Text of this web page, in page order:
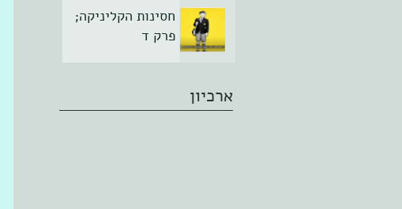
חסינות הקליניקה;
פרק ד
ארכיון